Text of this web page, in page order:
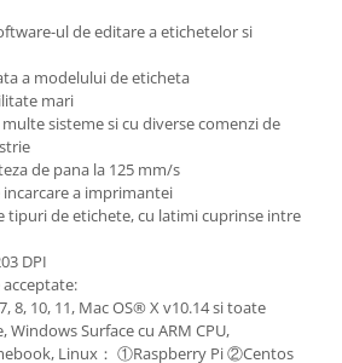
ul de editare a etichetelor si
a modelului de eticheta
mari
sisteme si cu diverse comenzi de
de pana la 125 mm/s
a imprimantei
tipuri de etichete, cu latimi cuprinse intre
DPI
8, 10, 11, Mac OS® X v10.14 si toate
Surface cu ARM CPU,
Linux： ①Raspberry Pi ②Centos